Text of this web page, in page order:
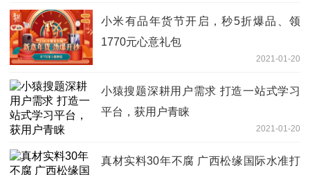
小米有品年货节开启，秒5折爆品、领
1770元心意礼包
2021-01-20
小猿搜题深耕用户需求 打造一站式学习
平台，获用户青睐
2021-01-20
真材实料30年不腐 广西松缘国际水准打